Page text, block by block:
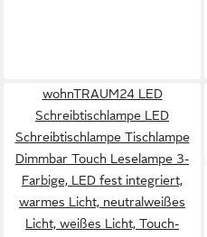
wohnTRAUM24 LED
Schreibtischlampe LED
Schreibtischlampe Tischlampe
Dimmbar Touch Leselampe 3-
Farbige, LED fest integriert,
warmes Licht, neutralweißes
Licht, weißes Licht, Touch-